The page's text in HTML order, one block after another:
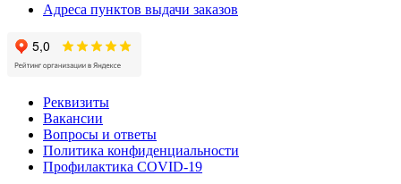
Адреса пунктов выдачи заказов
Реквизиты
Вакансии
Вопросы и ответы
Политика конфиденциальности
Профилактика COVID-19